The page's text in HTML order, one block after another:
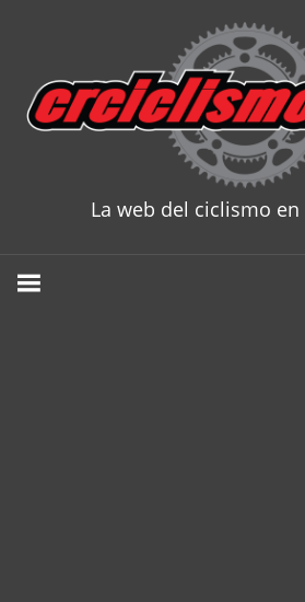
content
La web del ciclismo en